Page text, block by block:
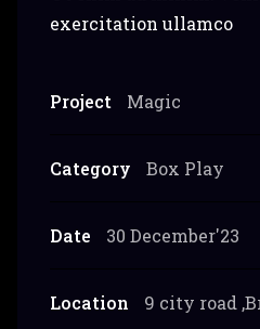
exercitation ullamco
Project Magic
Category Box Play
Date 30 December'23
Location 9 city road